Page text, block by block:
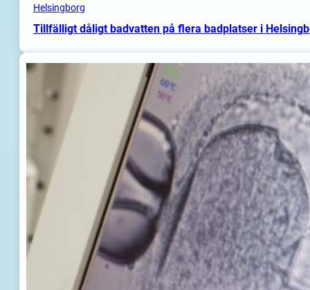
Helsingborg
Tillfälligt dåligt badvatten på flera badplatser i